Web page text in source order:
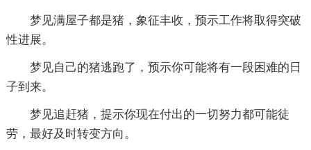
梦见满屋子都是猪，象征丰收，预示工作将取得突破
性进展。
梦见自己的猪逃跑了，预示你可能将有一段困难的日
子到来。
梦见追赶猪，提示你现在付出的一切努力都可能徒
劳，最好及时转变方向。